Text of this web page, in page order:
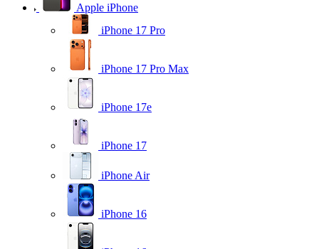
Apple iPhone
iPhone 17 Pro
iPhone 17 Pro Max
iPhone 17e
iPhone 17
iPhone Air
iPhone 16